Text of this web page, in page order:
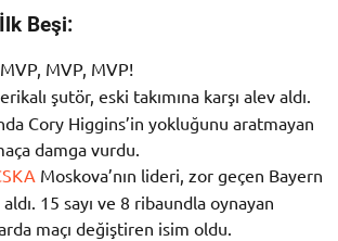
Beşi:
MVP, MVP, MVP!
şutör, eski takımına karşı alev aldı.
Cory Higgins’in yokluğunu aratmayan
damga vurdu.
Moskova’nın lideri, zor geçen Bayern
15 sayı ve 8 ribaundla oynayan
maçı değiştiren isim oldu.